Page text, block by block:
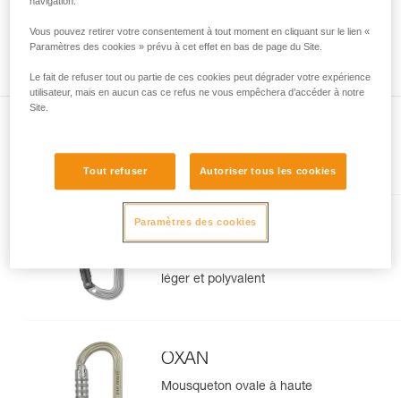
la bague souple peut avoir été déformée par le premier
mousqueton et ne plus maintenir correctement le second.
Présent dans l'article
léger et polyvalent
OXAN
Mousqueton ovale à haute
Vous pouvez retirer votre consentement à tout moment en cliquant sur le lien «
Paramètres des cookies » prévu à cet effet en bas de page du Site.
Le fait de refuser tout ou partie de ces cookies peut dégrader votre expérience
utilisateur, mais en aucun cas ce refus ne vous empêchera d’accéder à notre
Site.
Tout refuser Autoriser tous les cookies
Paramètres des cookies